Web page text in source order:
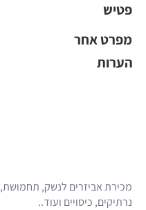
פטיש
מפרט אחר
הערות
מכירת אביזרים לנשק, תחמושת,
נרתיקים, כיסויים ועוד..